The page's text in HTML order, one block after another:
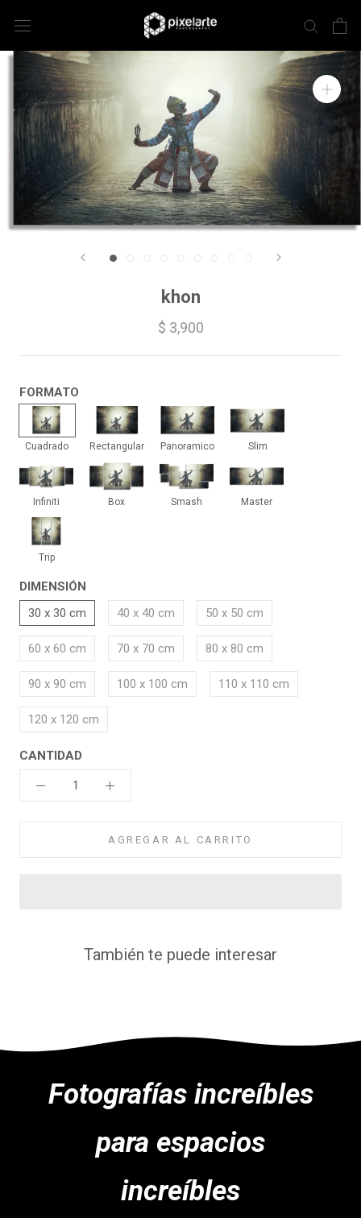
khon
$ 3,900
FORMATO
Cuadrado
Cuadrado
Rectangular
Rectangular
Panoramico
Panoramico
Slim
Slim
Infiniti
Infiniti
Box
Box
Smash
Smash
Master
Master
Trip
Trip
DIMENSIÓN
30 x 30 cm
40 x 40 cm 50 x 50 cm
60 x 60 cm 70 x 70 cm 80 x 80 cm
90 x 90 cm 100 x 100 cm 110 x 110 cm
120 x 120 cm
CANTIDAD
AGREGAR AL CARRITO
También te puede interesar
Fotografías increíbles
para espacios
increíbles